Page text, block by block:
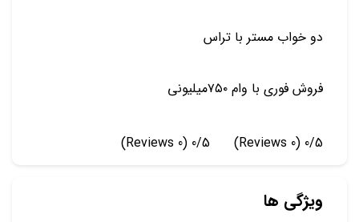
دو خواب مستر با تراس
فروش فوری با وام ۷۵۰میلیونی
0/5
(0 Reviews)
0/5
(0 Reviews)
ویژگی ها